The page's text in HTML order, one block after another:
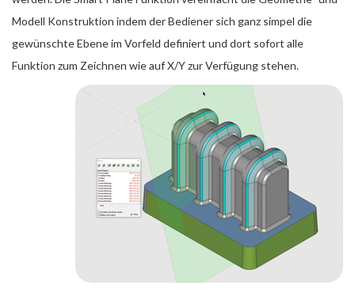
Modell Konstruktion indem der Bediener sich ganz simpel die
gewünschte Ebene im Vorfeld definiert und dort sofort alle
Funktion zum Zeichnen wie auf X/Y zur Verfügung stehen.